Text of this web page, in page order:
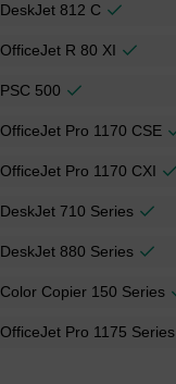
DeskJet 812 C
OfficeJet R 80 XI
PSC 500
OfficeJet Pro 1170 CSE
OfficeJet Pro 1170 CXI
DeskJet 710 Series
DeskJet 880 Series
Color Copier 150 Series
OfficeJet Pro 1175 Series